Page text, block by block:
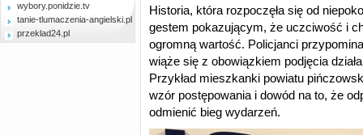
wybory.ponidzie.tv
tanie-tlumaczenia-angielski.pl
przeklad24.pl
Historia, która rozpoczęła się od
gestem pokazującym, że uczciwość i
ogromną wartość. Policjanci
wiąże się z obowiązkiem podjęcia
Przykład mieszkanki powiatu
wzór postępowania i dowód na to, że
odmienić bieg wydarzeń.